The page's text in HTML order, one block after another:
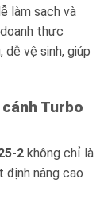
làm sạch và
thực
dễ vệ sinh, giúp
Turbo
2 không chỉ là
nâng cao